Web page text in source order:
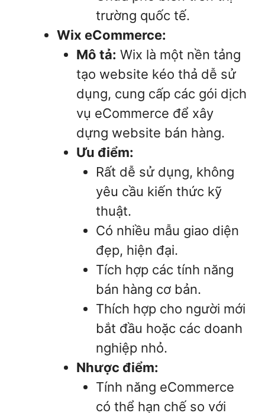
trường quốc tế.
Wix eCommerce:
Mô tả: Wix là một nền tảng
tạo website kéo thả dễ sử
dụng, cung cấp các gói dịch
vụ eCommerce để xây
dựng website bán hàng.
Ưu điểm:
Rất dễ sử dụng, không
yêu cầu kiến thức kỹ
thuật.
Có nhiều mẫu giao diện
đẹp, hiện đại.
Tích hợp các tính năng
bán hàng cơ bản.
Thích hợp cho người mới
bắt đầu hoặc các doanh
nghiệp nhỏ.
Nhược điểm:
Tính năng eCommerce
có thể hạn chế so với